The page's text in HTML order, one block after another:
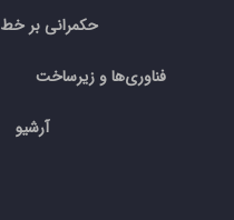
حکمرانی بر خط
فناوری‌ها و زیرساخت
آرشیو